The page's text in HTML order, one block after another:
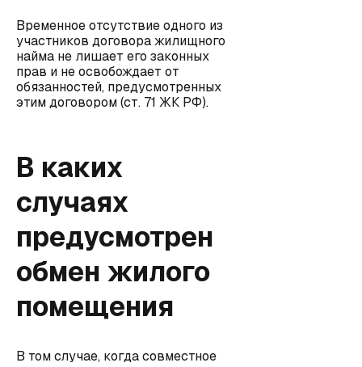
Временное отсутствие одного из
участников договора жилищного
найма не лишает его законных
прав и не освобождает от
обязанностей, предусмотренных
этим договором (ст. 71 ЖК РФ).
В каких
случаях
предусмотрен
обмен жилого
помещения
В том случае, когда совместное